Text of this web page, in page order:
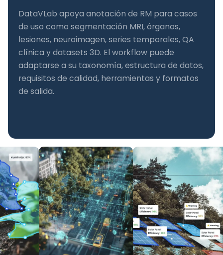
DataVLab apoya anotación de RM para casos
de uso como segmentación MRI, órganos,
lesiones, neuroimagen, series temporales, QA
clínica y datasets 3D. El workflow puede
adaptarse a su taxonomía, estructura de datos,
requisitos de calidad, herramientas y formatos
de salida.